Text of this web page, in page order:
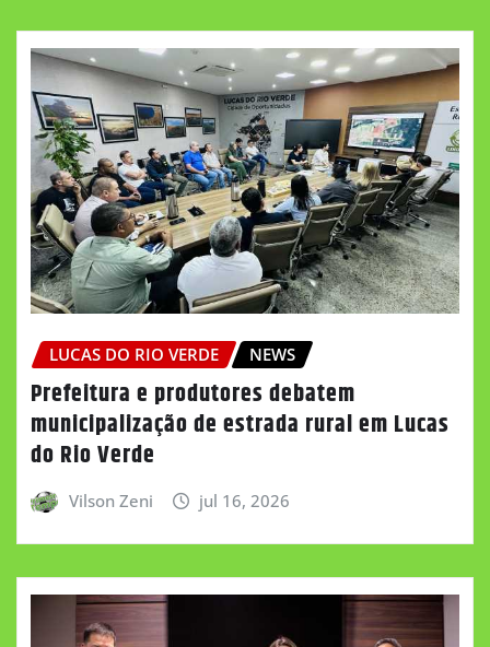
LUCAS DO RIO VERDE NEWS
Prefeitura e produtores debatem
municipalização de estrada rural em Lucas
do Rio Verde
Vilson Zeni jul 16, 2026